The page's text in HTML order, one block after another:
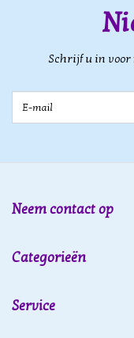
Schrijf u in voor
Neem contact op
Categorieën
Service